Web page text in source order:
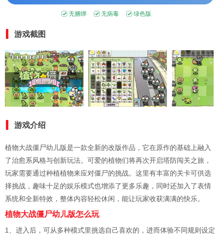
无捆绑 无病毒 绿色版
游戏截图
游戏介绍
植物大战僵尸幼儿版是一款全新的改版作品，它在原作的基础上融入
了治愈系风格与创新玩法。可爱的植物们将再次开启塔防闯关之旅，
玩家需要通过种植植物来应对僵尸的挑战。这里有丰富的关卡可供选
择挑战，趣味十足的娱乐模式也增添了更多乐趣，同时还加入了表情
系统和全新特效，整体内容轻松休闲，能让玩家收获满满的快乐。
植物大战僵尸幼儿版怎么玩
1、进入后，可从多种模式里挑选自己喜欢的，进而体验不同规则设定